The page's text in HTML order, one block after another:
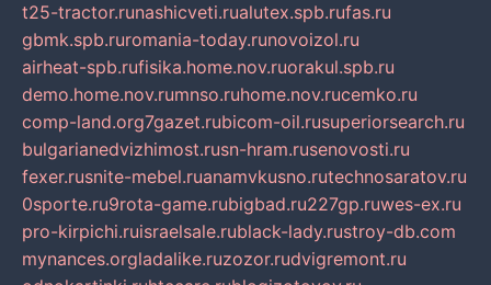
t25-tractor.runashicveti.rualutex.spb.rufas.ru
gbmk.spb.ruromania-today.runovoizol.ru
airheat-spb.rufisika.home.nov.ruorakul.spb.ru
demo.home.nov.rumnso.ruhome.nov.rucemko.ru
comp-land.org7gazet.rubicom-oil.rusuperiorsearch.ru
bulgarianedvizhimost.rusn-hram.rusenovosti.ru
fexer.rusnite-mebel.ruanamvkusno.rutechnosaratov.ru
0sporte.ru9rota-game.rubigbad.ru227gp.ruwes-ex.ru
pro-kirpichi.ruisraelsale.rublack-lady.rustroy-db.com
mynances.orgladalike.ruzozor.rudvigremont.ru